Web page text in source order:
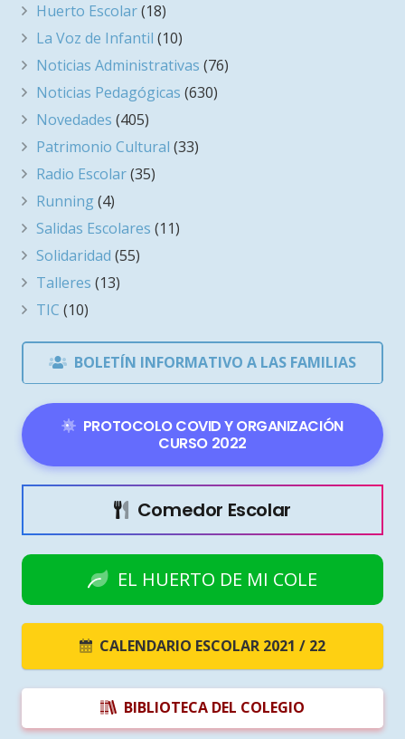
Huerto Escolar(18)
La Voz de Infantil (10)
Noticias Administrativas (76)
Noticias Pedagógicas (630)
Novedades (405)
Patrimonio Cultural (33)
Radio Escolar(35)
Running(4)
Salidas Escolares (11)
Solidaridad (55)
Talleres (13)
TIC (10)
BOLETÍN INFORMATIVO A LAS FAMILIAS
PROTOCOLO COVID Y ORGANIZACIÓN
CURSO 2022
Comedor Escolar
EL HUERTO DE MI COLE
CALENDARIO ESCOLAR 2021 / 22
BIBLIOTECA DEL COLEGIO